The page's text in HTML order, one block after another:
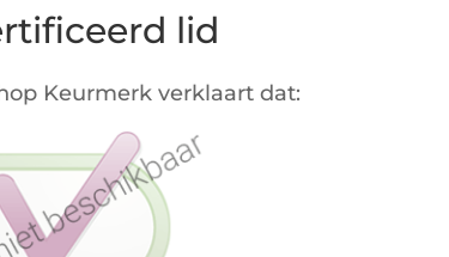
lid
Keurmerk verklaart dat: